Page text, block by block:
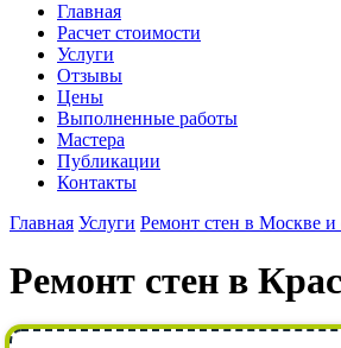
Главная
Расчет стоимости
Услуги
Отзывы
Цены
Выполненные работы
Мастера
Публикации
Контакты
Главная Услуги Ремонт стен в Москве и
Ремонт стен в